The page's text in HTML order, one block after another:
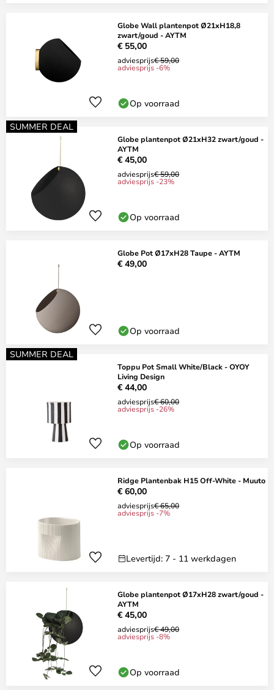
Globe Wall plantenpot Ø21xH18,8
zwart/goud - AYTM
€ 55,00
adviesprijs€ 59,00
adviesprijs -6%
Op voorraad
SUMMER DEAL
Globe plantenpot Ø21xH32 zwart/goud -
AYTM
€ 45,00
adviesprijs€ 59,00
adviesprijs -23%
Op voorraad
Globe Pot Ø17xH28 Taupe - AYTM
€ 49,00
Op voorraad
SUMMER DEAL
Toppu Pot Small White/Black - OYOY
Living Design
€ 44,00
adviesprijs€ 60,00
adviesprijs -26%
Op voorraad
Ridge Plantenbak H15 Off-White - Muuto
€ 60,00
adviesprijs€ 65,00
adviesprijs -7%
Levertijd: 7 - 11 werkdagen
Globe plantenpot Ø17xH28 zwart/goud -
AYTM
€ 45,00
adviesprijs€ 49,00
adviesprijs -8%
Op voorraad